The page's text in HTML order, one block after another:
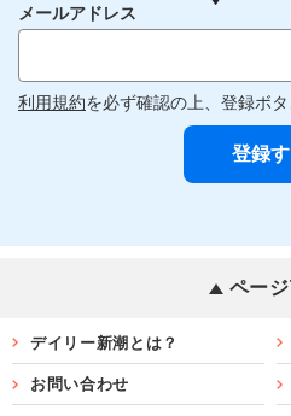
メールアドレス
利用規約を必ず確認の上、登録ボタ
ペー
デイリー新潮とは？
お問い合わせ